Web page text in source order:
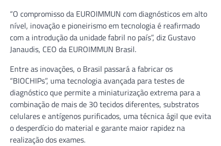
“O compromisso da EUROIMMUN com diagnósticos em alto
nível, inovação e pioneirismo em tecnologia é reafirmado
com a introdução da unidade fabril no país”, diz Gustavo
Janaudis, CEO da EUROIMMUN Brasil.
Entre as inovações, o Brasil passará a fabricar os
“BIOCHIPs”, uma tecnologia avançada para testes de
diagnóstico que permite a miniaturização extrema para a
combinação de mais de 30 tecidos diferentes, substratos
celulares e antígenos purificados, uma técnica ágil que evita
o desperdício do material e garante maior rapidez na
realização dos exames.